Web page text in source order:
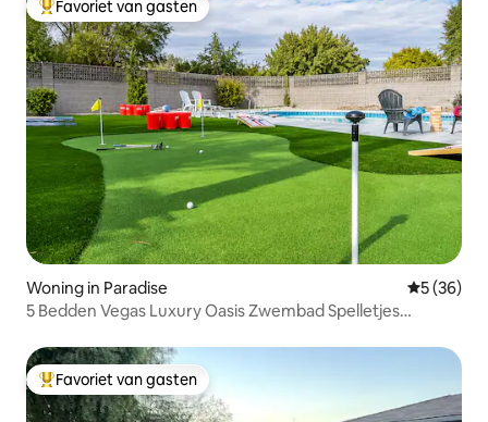
Topfavoriet van gasten
Favoriet van gasten
Woning in Paradise
5 (36)
5 Bedden Vegas Luxury Oasis Zwembad Spelletjes
Topfavoriet van gasten
Favoriet van gasten